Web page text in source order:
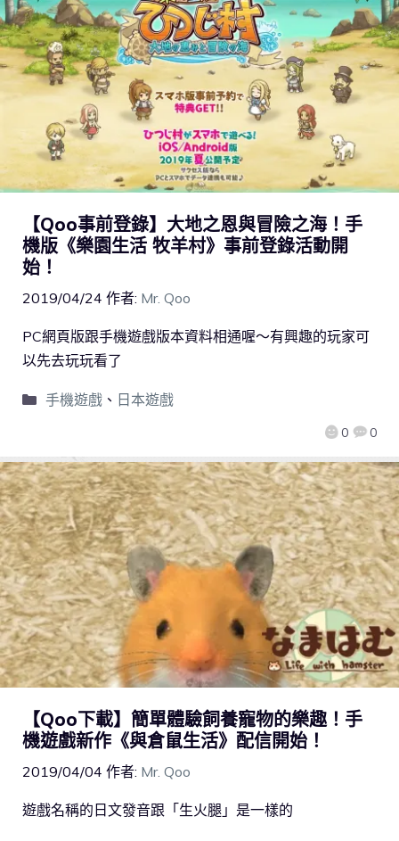
【Qoo事前登錄】大地之恩與冒險之海！手
機版《樂園生活 牧羊村》事前登錄活動開
始！
2019/04/24 作者: Mr. Qoo
0 0
PC網頁版跟手機遊戲版本資料相通喔～有興趣的玩家可
以先去玩玩看了
手機遊戲、 日本遊戲
【Qoo下載】簡單體驗飼養寵物的樂趣！手
機遊戲新作《與倉鼠生活》配信開始！
2019/04/04 作者: Mr. Qoo
遊戲名稱的日文發音跟「生火腿」是一樣的